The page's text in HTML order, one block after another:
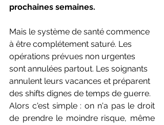
prochaines semaines.
Mais le système de santé commence
à être complétement saturé. Les
opérations prévues non urgentes
sont annulées partout. Les soignants
annulent leurs vacances et préparent
des shifts dignes de temps de guerre.
Alors c'est simple : on n'a pas le droit
de prendre le moindre risque, même